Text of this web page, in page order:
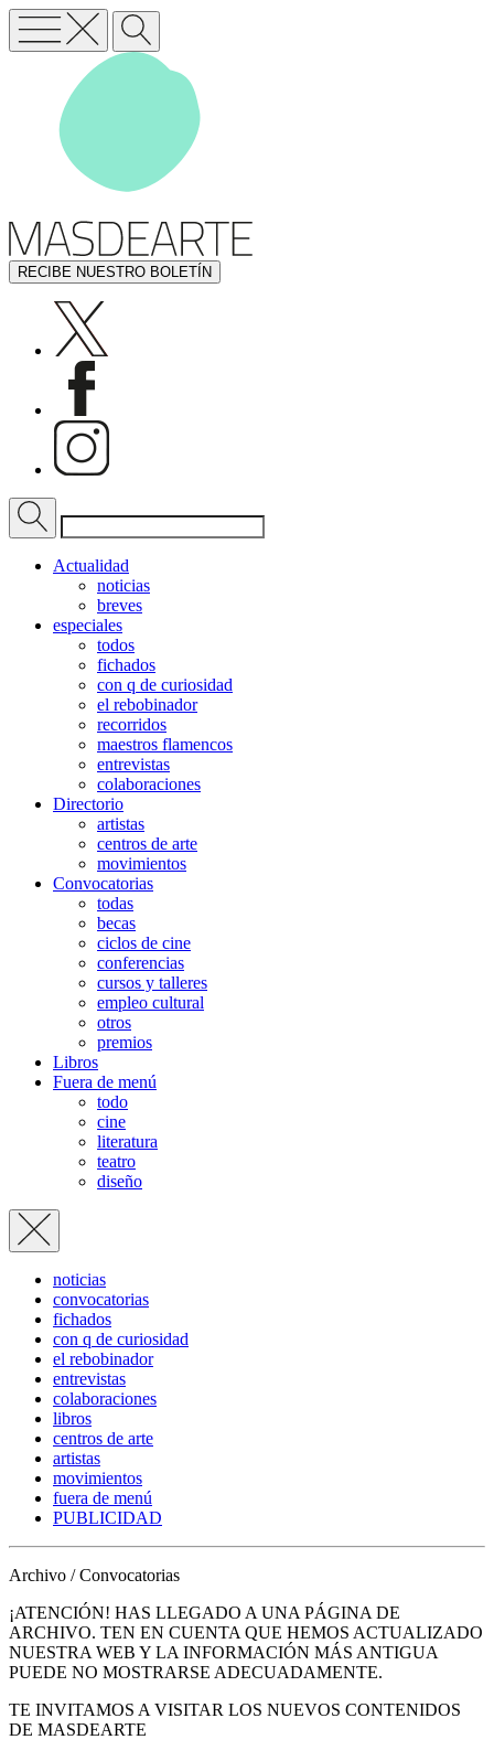
RECIBE NUESTRO BOLETÍN
Actualidad
noticias
breves
especiales
todos
fichados
con q de curiosidad
el rebobinador
recorridos
maestros flamencos
entrevistas
colaboraciones
Directorio
artistas
centros de arte
movimientos
Convocatorias
todas
becas
ciclos de cine
conferencias
cursos y talleres
empleo cultural
otros
premios
Libros
Fuera de menú
todo
cine
literatura
teatro
diseño
noticias
convocatorias
fichados
con q de curiosidad
el rebobinador
entrevistas
colaboraciones
libros
centros de arte
artistas
movimientos
fuera de menú
PUBLICIDAD
Archivo / Convocatorias
¡ATENCIÓN! HAS LLEGADO A UNA PÁGINA DE
ARCHIVO. TEN EN CUENTA QUE HEMOS ACTUALIZADO
NUESTRA WEB Y LA INFORMACIÓN MÁS ANTIGUA
PUEDE NO MOSTRARSE ADECUADAMENTE.
TE INVITAMOS A VISITAR LOS NUEVOS CONTENIDOS
DE MASDEARTE